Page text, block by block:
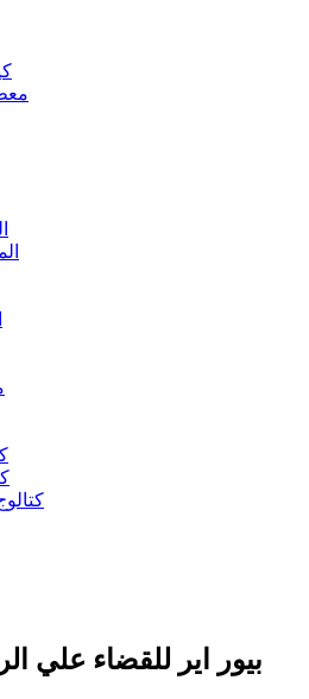
بيور اير للقضاء علي